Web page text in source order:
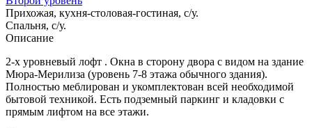
Прихожая, кухня-столовая-гостиная, с/у.
Спальня, с/у.
Описание
2-х уровневый лофт . Окна в сторону двора с видом на здание
Мюра-Мерилиза (уровень 7-8 этажа обычного здания).
Полностью меблирован и укомплектован всей необходимой
бытовой техникой. Есть подземный паркинг и кладовки с
прямым лифтом на все этажи.